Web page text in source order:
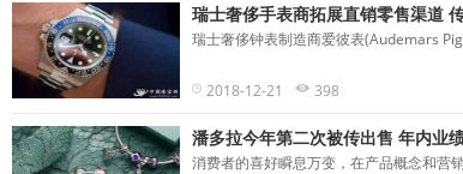
瑞士奢侈手表商拓展直销零售渠道
瑞士奢侈钟表制造商爱彼表(Audemars
2018-12-21 398
潘多拉今年第二次被传出售 年内业
消费者的喜好瞬息万变，在产品概念和营